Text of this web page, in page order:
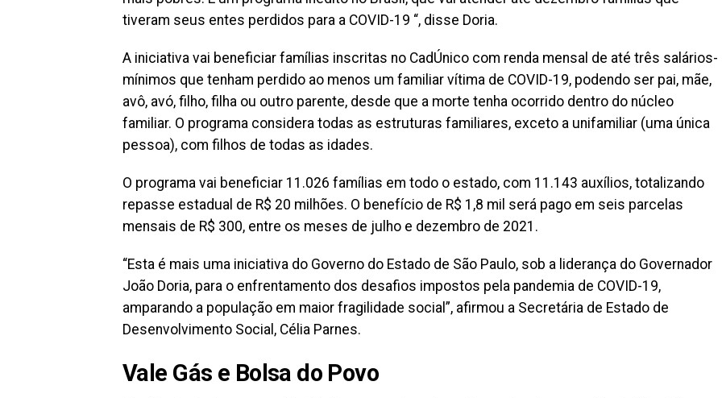
tiveram seus entes perdidos para a COVID-19 “, disse Doria.
A iniciativa vai beneficiar famílias inscritas no CadÚnico com renda mensal de até três salários-
mínimos que tenham perdido ao menos um familiar vítima de COVID-19, podendo ser pai, mãe,
avô, avó, filho, filha ou outro parente, desde que a morte tenha ocorrido dentro do núcleo
familiar. O programa considera todas as estruturas familiares, exceto a unifamiliar (uma única
pessoa), com filhos de todas as idades.
O programa vai beneficiar 11.026 famílias em todo o estado, com 11.143 auxílios, totalizando
repasse estadual de R$ 20 milhões. O benefício de R$ 1,8 mil será pago em seis parcelas
mensais de R$ 300, entre os meses de julho e dezembro de 2021.
“Esta é mais uma iniciativa do Governo do Estado de São Paulo, sob a liderança do Governador
João Doria, para o enfrentamento dos desafios impostos pela pandemia de COVID-19,
amparando a população em maior fragilidade social”, afirmou a Secretária de Estado de
Desenvolvimento Social, Célia Parnes.
Vale Gás e Bolsa do Povo